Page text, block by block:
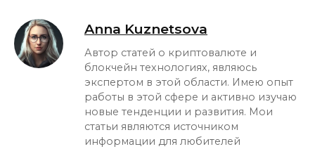
Anna Kuznetsova
Автор статей о криптовалюте и
блокчейн технологиях, являюсь
экспертом в этой области. Имею опыт
работы в этой сфере и активно изучаю
новые тенденции и развития. Мои
статьи являются источником
информации для любителей